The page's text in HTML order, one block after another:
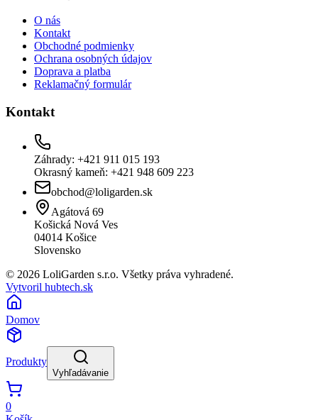
O nás
Kontakt
Obchodné podmienky
Ochrana osobných údajov
Doprava a platba
Reklamačný formulár
Kontakt
Záhrady: +421 911 015 193
Okrasný kameň: +421 948 609 223
obchod@loligarden.sk
Agátová 69
Košická Nová Ves
04014 Košice
Slovensko
© 2026 LoliGarden s.r.o. Všetky práva vyhradené.
Vytvoril hubtech.sk
Domov
Produkty
Vyhľadávanie
0